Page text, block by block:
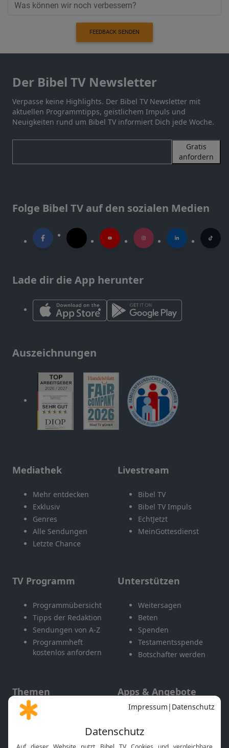
FEEDBACK SENDEN
Der Bibel TV Newsletter
Verpasse keine Highlights. Der Bibel TV Newsletter mit
aktuellen Programmtipps, geistlichem Impuls und
Neuigkeiten rund um Bibel TV informiert Dich jede Woche.
Gratis
anfordern
Folge Bibel TV auf den sozialen Medien
Lade dir die App herunter
Auszeichnungen
Mediathek
Mehr entdecken
Exklusiv
Genres
Alle Sendungen
Letzte Chance
Livestream
Bibel TV
Bibel TV Impuls
EchtJetzt
MeinGottesdienst
TV Programm
Programmübersicht
Tipps der Redaktion
Sendungen von A-Z
Programmheft
kostenlos anfordern
Unterstützen
Weitersagen
Beten
Spenden
Testamentsspende
Botschafter werden
Themen
Gott und Bibel erklärt
Apps & Angebote
Mobile App